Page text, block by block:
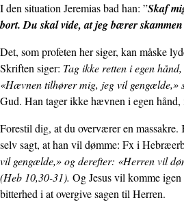
I den situation Jeremias bad han: ”Skaf
bort. Du skal vide, at jeg bærer
Det, som profeten her siger, kan måske
Skriften siger: Tag ikke retten i egen
«Hævnen tilhører mig, jeg vil gengælde,»
Gud. Han tager ikke hævnen i egen hånd,
Forestil dig, at du overværer en
selv sagt, at han vil dømme: Fx i
vil gengælde,» og derefter: «Herren vil
(Heb 10,30-31). Og Jesus vil komme
bitterhed i at overgive sagen til Herren.